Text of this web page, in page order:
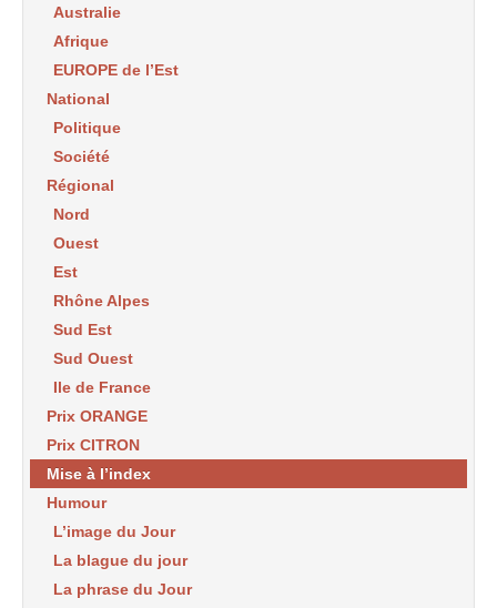
Australie
Afrique
EUROPE de l’Est
National
Politique
Société
Régional
Nord
Ouest
Est
Rhône Alpes
Sud Est
Sud Ouest
Ile de France
Prix ORANGE
Prix CITRON
Mise à l’index
Humour
L’image du Jour
La blague du jour
La phrase du Jour